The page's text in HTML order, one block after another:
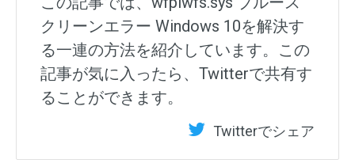
クリーンエラー Windows 10を解決す
る一連の方法を紹介しています。この
記事が気に入ったら、Twitterで共有す
ることができます。
Twitterでシェア